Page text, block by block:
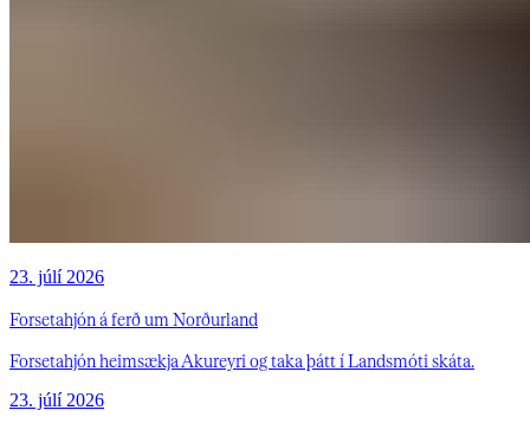
23. júlí 2026
Forsetahjón á ferð um Norðurland
Forsetahjón heimsækja Akureyri og taka þátt í Landsmóti skáta.
23. júlí 2026